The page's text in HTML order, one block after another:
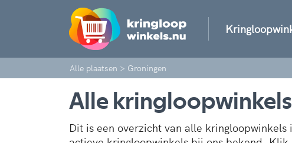
Alle plaatsen > Groningen
Alle
Dit is een overzicht van alle